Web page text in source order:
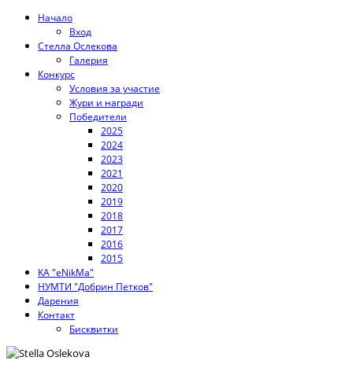
Начало
Вход
Стелла Ослекова
Галерия
Конкурс
Условия за участие
Жури и награди
Победители
2025
2024
2023
2021
2020
2019
2018
2017
2016
2015
KA "eNikMa"
НУМТИ "Добрин Петков"
Дарения
Контакт
Бисквитки